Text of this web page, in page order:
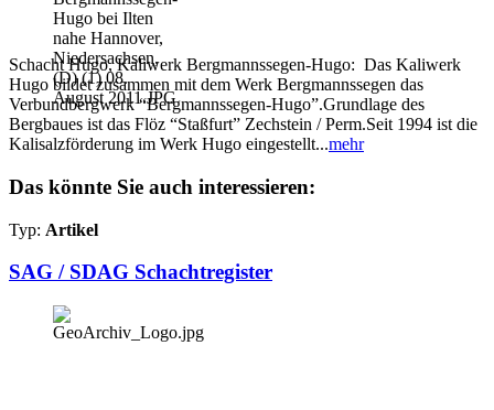
Schacht Hugo, Kaliwerk Bergmannssegen-Hugo: Das Kaliwerk
Hugo bildet zusammen mit dem Werk Bergmannssegen das
Verbundbergwerk “Bergmannssegen-Hugo”.Grundlage des
Bergbaues ist das Flöz “Staßfurt” Zechstein / Perm.Seit 1994 ist die
Kalisalzförderung im Werk Hugo eingestellt...mehr
Das könnte Sie auch interessieren:
Typ: Artikel
SAG / SDAG Schachtregister